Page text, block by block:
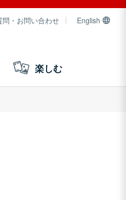
問・お問い合わせ English
楽しむ